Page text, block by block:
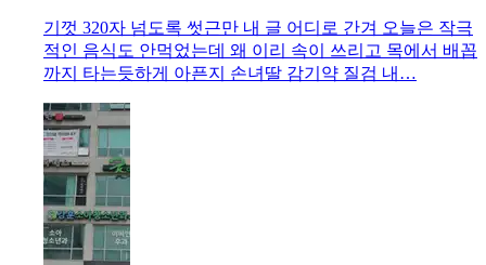
기껏 320자 넘도록 썻근만 내 글 어디로 간겨 오늘은 작극
적인 음식도 안먹었는데 왜 이리 속이 쓰리고 목에서 배꼽
까지 타는듯하게 아픈지 손녀딸 감기약 질검 내…